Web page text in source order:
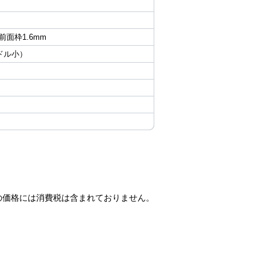
面枠1.6mm
小）
格には消費税は含まれておりません。